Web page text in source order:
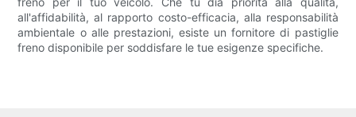
all'affidabilità, al rapporto costo-efficacia, alla responsabilità
ambientale o alle prestazioni, esiste un fornitore di pastiglie
freno disponibile per soddisfare le tue esigenze specifiche.